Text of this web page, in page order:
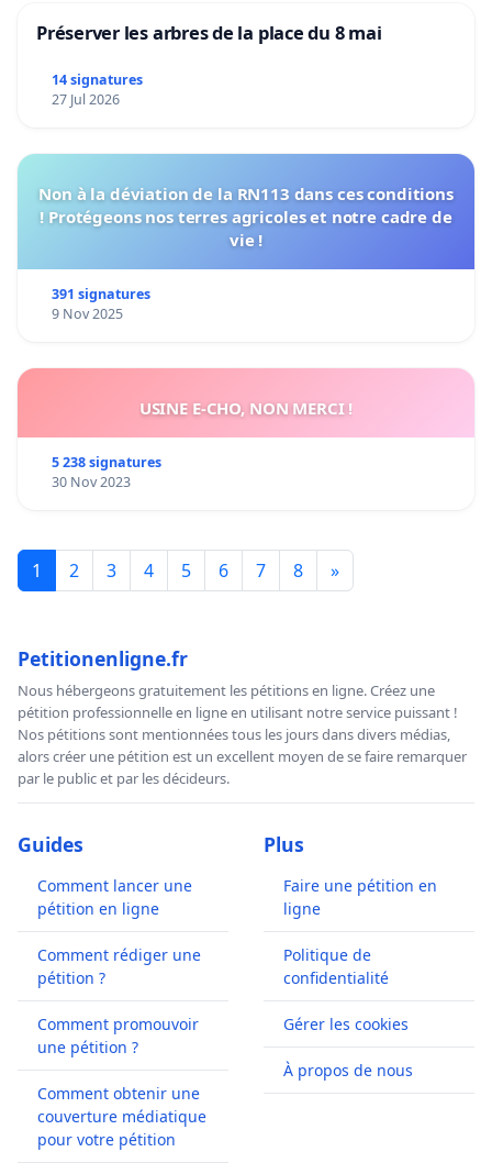
Préserver les arbres de la place du 8 mai
14 signatures
27 Jul 2026
Non à la déviation de la RN113 dans ces conditions
! Protégeons nos terres agricoles et notre cadre de
vie !
391 signatures
9 Nov 2025
USINE E-CHO, NON MERCI !
5 238 signatures
30 Nov 2023
1 2 3 4 5 6 7 8 »
Petitionenligne.fr
Nous hébergeons gratuitement les pétitions en ligne. Créez une
pétition professionnelle en ligne en utilisant notre service puissant !
Nos pétitions sont mentionnées tous les jours dans divers médias,
alors créer une pétition est un excellent moyen de se faire remarquer
par le public et par les décideurs.
Guides
Comment lancer une
pétition en ligne
Comment rédiger une
pétition ?
Comment promouvoir
une pétition ?
Comment obtenir une
couverture médiatique
pour votre pétition
Plus
Faire une pétition en
ligne
Politique de
confidentialité
Gérer les cookies
À propos de nous